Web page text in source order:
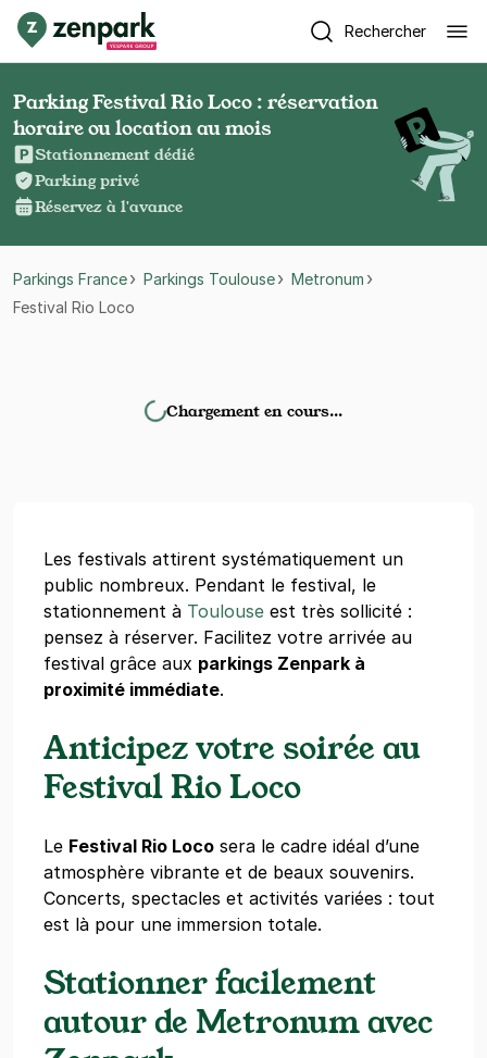
Rechercher
Parking Festival Rio Loco : réservation
horaire ou location au mois
Stationnement dédié
Parking privé
Réservez à l'avance
Parkings France Parkings Toulouse
Metronum
Festival Rio Loco
Chargement en cours…
Les festivals attirent systématiquement un
public nombreux. Pendant le festival, le
stationnement à Toulouse est très sollicité :
pensez à réserver. Facilitez votre arrivée au
festival grâce aux parkings Zenpark à
proximité immédiate.
Anticipez votre soirée au
Festival Rio Loco
Le Festival Rio Loco sera le cadre idéal d’une
atmosphère vibrante et de beaux souvenirs.
Concerts, spectacles et activités variées : tout
est là pour une immersion totale.
Stationner facilement
autour de Metronum avec